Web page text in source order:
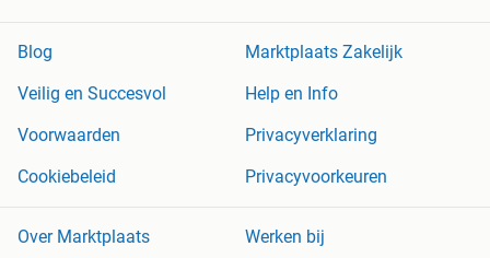
Blog
Marktplaats Zakelijk
Veilig en Succesvol
Help en Info
Voorwaarden
Privacyverklaring
Cookiebeleid
Privacyvoorkeuren
Over Marktplaats Werken bij